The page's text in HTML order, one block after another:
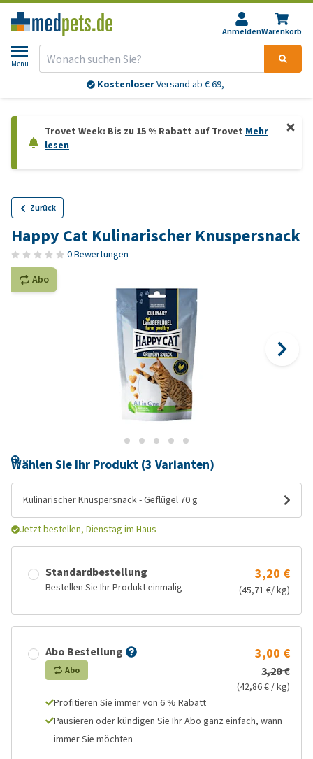
AnmeldenWarenkorb
Menu
KostenloserVersand ab € 69,-
Trovet Week: Bis zu 15 % Rabatt auf Trovet Mehr
lesen
Zurück
Happy Cat Kulinarischer Knuspersnack
0 Bewertungen
Abo
Wählen Sie Ihr Produkt (3 Varianten)
Kulinarischer Knuspersnack - Geflügel 70 g
Jetzt bestellen, Dienstag im Haus
Standardbestellung
Bestellen Sie Ihr Produkt einmalig
3,20 €
(45,71 €/ kg)
Abo Bestellung
Abo
3,00 €
3,20 €
(42,86 € / kg)
Profitieren Sie immer von 6 % Rabatt
Pausieren oder kündigen Sie Ihr Abo ganz einfach, wann
immer Sie möchten